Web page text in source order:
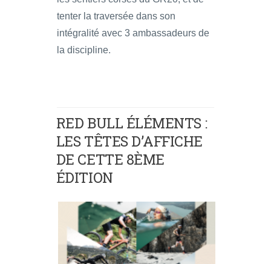
tenter la traversée dans son
intégralité avec 3 ambassadeurs de
la discipline.
RED BULL ÉLÉMENTS :
LES TÊTES D’AFFICHE
DE CETTE 8ÈME
ÉDITION